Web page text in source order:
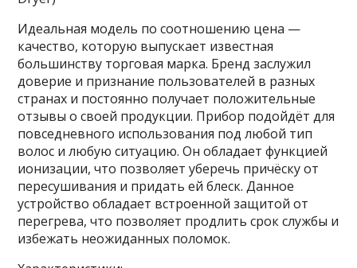
Идеальная модель по соотношению цена —
качество, которую выпускает известная
большинству торговая марка. Бренд заслужил
доверие и признание пользователей в разных
странах и постоянно получает положительные
отзывы о своей продукции. Прибор подойдёт для
повседневного использования под любой тип
волос и любую ситуацию. Он обладает функцией
ионизации, что позволяет уберечь причёску от
пересушивания и придать ей блеск. Данное
устройство обладает встроенной защитой от
перегрева, что позволяет продлить срок службы и
избежать неожиданных поломок.